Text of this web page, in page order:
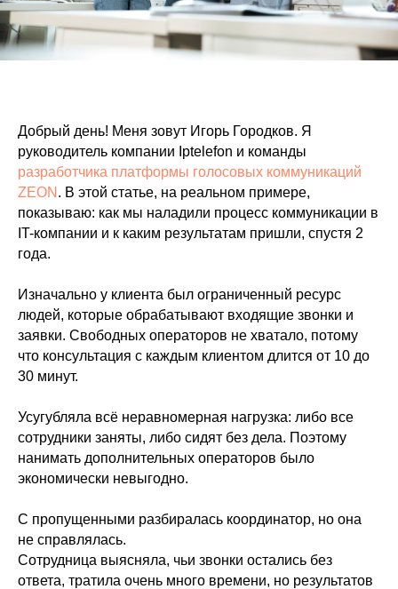
Добрый день! Меня зовут Игорь Городков. Я
руководитель компании Iptelefon и команды
разработчика платформы голосовых коммуникаций
ZEON . В этой статье, на реальном примере,
показываю: как мы наладили процесс коммуникации в
IT-компании и к каким результатам пришли, спустя 2
года.
Изначально у клиента был ограниченный ресурс
людей, которые обрабатывают входящие звонки и
заявки. Свободных операторов не хватало, потому
что консультация с каждым клиентом длится от 10 до
30 минут.
Усугубляла всё неравномерная нагрузка: либо все
сотрудники заняты, либо сидят без дела. Поэтому
нанимать дополнительных операторов было
экономически невыгодно.
С пропущенными разбиралась координатор, но она
не справлялась.
Сотрудница выясняла, чьи звонки остались без
ответа, тратила очень много времени, но результатов